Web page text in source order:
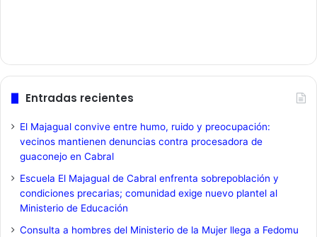
Entradas recientes
El Majagual convive entre humo, ruido y preocupación:
vecinos mantienen denuncias contra procesadora de
guaconejo en Cabral
Escuela El Majagual de Cabral enfrenta sobrepoblación y
condiciones precarias; comunidad exige nuevo plantel al
Ministerio de Educación
Consulta a hombres del Ministerio de la Mujer llega a Fedomu